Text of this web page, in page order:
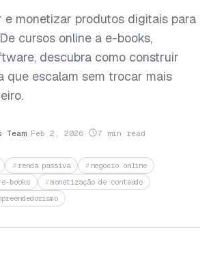
e monetizar produtos digitais para
cursos online a e-books,
descubra como construir
que escalam sem trocar mais
Team· Feb 2, 2026 · 7 min read
renda passiva
negócio online
e-books
monetização de conteúdo